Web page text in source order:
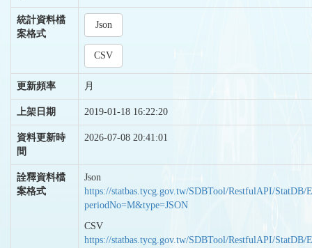
統計資料檔
案格式
Json
CSV
更新頻率 月
上架日期 2019-01-18 16:22:20
資料更新時
間
2026-07-08 20:41:01
詮釋資料檔
案格式
Json
https://statbas.tycg.gov.tw/SDBTool/RestfulAPI/StatDB/
periodNo=M&type=JSON
CSV
https://statbas.tycg.gov.tw/SDBTool/RestfulAPI/StatDB/